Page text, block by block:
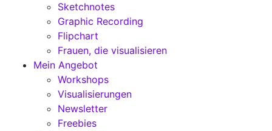
Sketchnotes
Graphic Recording
Flipchart
Frauen, die visualisieren
Mein Angebot
Workshops
Visualisierungen
Newsletter
Freebies